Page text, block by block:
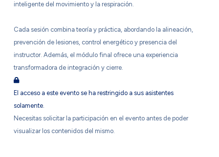
inteligente del movimiento y la respiración.
Cada sesión combina teoría y práctica, abordando la alineación,
prevención de lesiones, control energético y presencia del
instructor. Además, el módulo final ofrece una experiencia
transformadora de integración y cierre.
El acceso a este evento se ha restringido a sus asistentes
solamente.
Necesitas solicitar la participación en el evento antes de poder
visualizar los contenidos del mismo.